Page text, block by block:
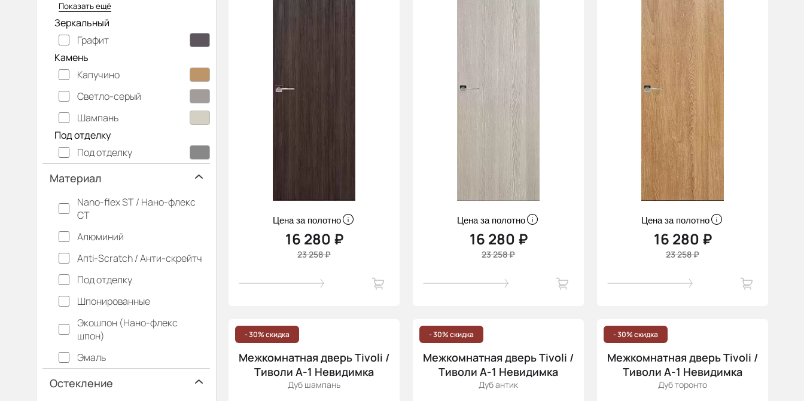
Показать ещё
Зеркальный
Графит
Камень
Капучино
Светло-серый
Шампань
Под отделку
Под отделку
Материал
Nano-flex ST / Нано-флекс
СТ
Алюминий
Апti-Sсrаtсh / Анти-скрейтч
Под отделку
Шпонированные
Экошпон (Нано-флекс
шпон)
Эмаль
Остекление
Цена за полотно
16 280 ₽
23 258 ₽
Цена за полотно
16 280 ₽
23 258 ₽
Цена за полотно
16 280 ₽
23 258 ₽
- 30% скидка
Межкомнатная дверь Tivoli /
Тиволи А-1 Невидимка
Дуб шампань
- 30% скидка
Межкомнатная дверь Tivoli /
Тиволи А-1 Невидимка
Дуб антик
- 30% скидка
Межкомнатная дверь Tivoli /
Тиволи А-1 Невидимка
Дуб торонто